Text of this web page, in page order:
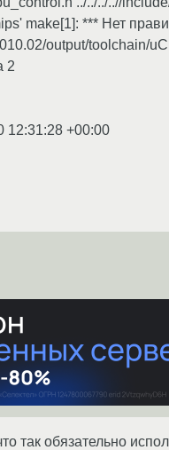
make[1]: *** Нет
output/toolchain/
2
12:31:28 +00:00
так обязательно